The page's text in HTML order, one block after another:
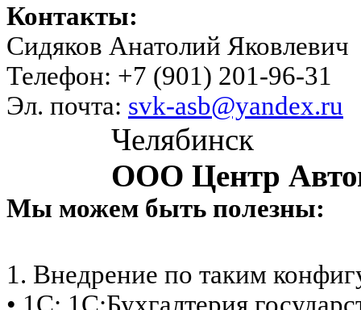
Контакты:
Сидяков Анатолий Яковлевич
Телефон: +7 (901) 201-96-31
Эл. почта: svk-asb@yandex.ru
Челябинск
ООО Центр
Мы можем быть полезны:
1. Внедрение по таким